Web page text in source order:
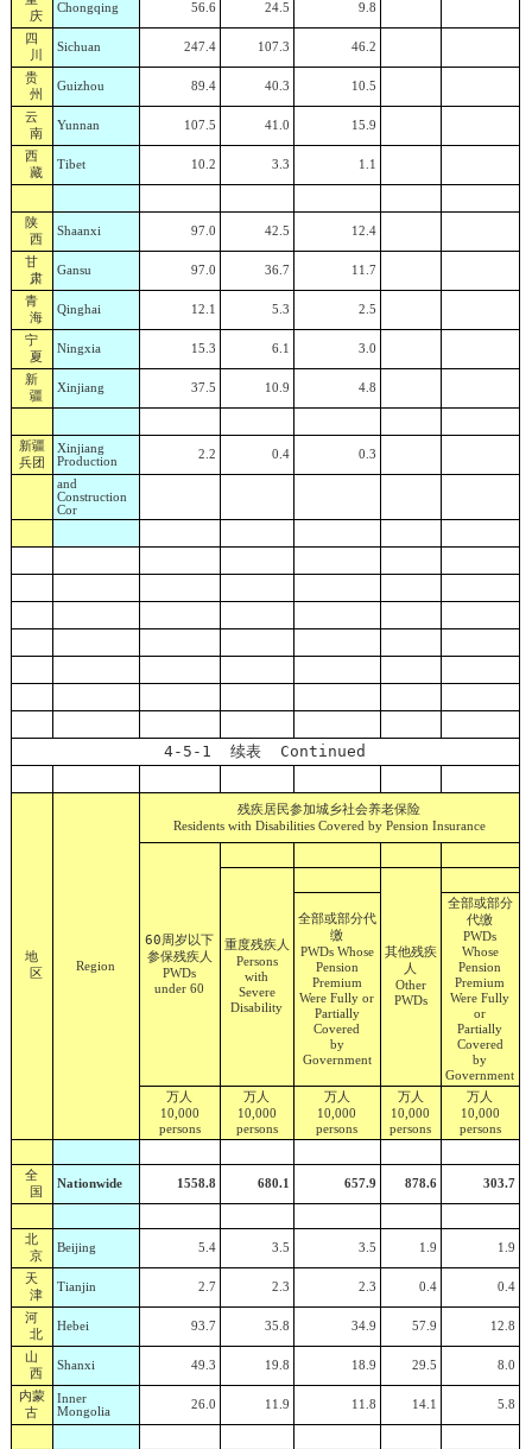
庆
Chongqing 56.6 24.5 9.8
四
川
Sichuan 247.4 107.3 46.2
贵
州
Guizhou 89.4 40.3 10.5
云
南
Yunnan 107.5 41.0 15.9
西
藏
Tibet 10.2 3.3 1.1
陕
西
Shaanxi 97.0 42.5 12.4
甘
肃
Gansu 97.0 36.7 11.7
青
海
Qinghai 12.1 5.3 2.5
宁
夏
Ningxia 15.3 6.1 3.0
新
疆
Xinjiang 37.5 10.9 4.8
新疆
兵团
Xinjiang
Production
2.2 0.4 0.3
and
Construction
Cor
4-5-1 续表 Continued
地
区
Region
残疾居民参加城乡社会养老保险
Residents with Disabilities Covered by Pension Insurance
60周岁以下
参保残疾人
PWDs
under 60
重度残疾人
Persons
with
Severe
Disability
其他残疾
人
Other
PWDs
全部或部分代
缴
PWDs Whose
Pension
Premium
Were Fully or
Partially
Covered
by
Government
全部或部分
代缴
PWDs
Whose
Pension
Premium
Were Fully
or
Partially
Covered
by
Government
万人
10,000
persons
万人
10,000
persons
万人
10,000
persons
万人
10,000
persons
万人
10,000
persons
全
国
Nationwide 1558.8 680.1 657.9 878.6 303.7
北
京
Beijing 5.4 3.5 3.5 1.9 1.9
天
津
Tianjin 2.7 2.3 2.3 0.4 0.4
河
北
Hebei 93.7 35.8 34.9 57.9 12.8
山
西
Shanxi 49.3 19.8 18.9 29.5 8.0
内蒙
古
Inner
Mongolia
26.0 11.9 11.8 14.1 5.8